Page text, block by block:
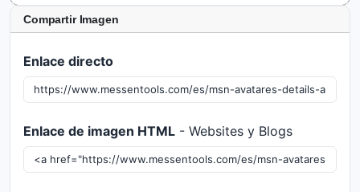
Compartir Imagen
Enlace directo
Enlace de imagen HTML - Websites y Blogs